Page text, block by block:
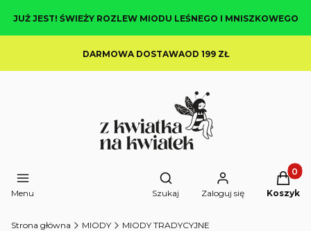
JUŻ JEST! ŚWIEŻY ROZLEW MIODU LEŚNEGO I MNISZKOWEGO
DARMOWA DOSTAWAOD 199 ZŁ
Menu
Otwórz wyszukiwarkę
Szukaj Zaloguj się Koszyk
Strona główna MIODY MIODY TRADYCYJNE